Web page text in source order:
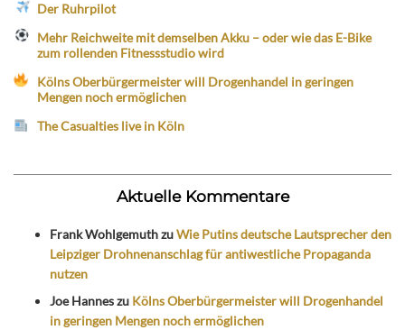
Der Ruhrpilot
Mehr Reichweite mit demselben Akku – oder wie das E-Bike
zum rollenden Fitnessstudio wird
Kölns Oberbürgermeister will Drogenhandel in geringen
Mengen noch ermöglichen
The Casualties live in Köln
Aktuelle Kommentare
Frank WohlgemuthzuWie Putins deutsche Lautsprecher den
Leipziger Drohnenanschlag für antiwestliche Propaganda
nutzen
Joe Hanneszu Kölns Oberbürgermeister will Drogenhandel
in geringen Mengen noch ermöglichen